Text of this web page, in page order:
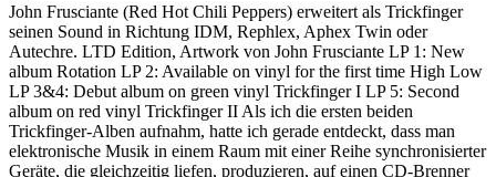
John Frusciante (Red Hot Chili Peppers) erweitert als Trickfinger
seinen Sound in Richtung IDM, Rephlex, Aphex Twin oder
Autechre. LTD Edition, Artwork von John Frusciante LP 1: New
album Rotation LP 2: Available on vinyl for the first time High Low
LP 3&4: Debut album on green vinyl Trickfinger I LP 5: Second
album on red vinyl Trickfinger II Als ich die ersten beiden
Trickfinger-Alben aufnahm, hatte ich gerade entdeckt, dass man
elektronische Musik in einem Raum mit einer Reihe synchronisierter
Geräte, die gleichzeitig liefen, produzieren, auf einen CD-Brenner